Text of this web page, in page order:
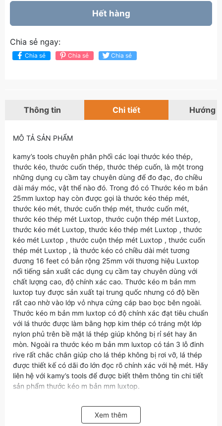
Hết hàng
Chia sẻ ngay:
Chia sẻ Chia sẻ Chia sẻ
Thông tin Chi tiết Hướng
MÔ TẢ SẢN PHẨM
kamy’s tools chuyên phân phối các loại thước kéo thép,
thước kéo, thước cuốn thép, thước thép cuốn, là một trong
những dụng cụ cầm tay chuyên dùng để đo đạc, đo chiều
dài máy móc, vật thể nào đó. Trong đó có Thước kéo m bản
25mm luxtop hay còn được gọi là thước kéo thép mét,
thước kéo mét, thước cuốn thép mét, thước cuốn mét,
thước kéo thép mét Luxtop, thước cuộn thép mét Luxtop,
thước kéo mét Luxtop, thước kéo thép mét Luxtop , thước
kéo mét Luxtop , thước cuộn thép mét Luxtop , thước cuốn
thép mét Luxtop , là thước kéo có chiều dài mét tương
đương 16 feet có bản rộng 25mm với thương hiệu Luxtop
nổi tiếng sản xuất các dụng cụ cầm tay chuyên dùng với
chất lượng cao, độ chính xác cao. Thước kéo m bản mm
luxtop tuy được sản xuất tại trung quốc nhưng có độ bền
rất cao nhờ vào lớp vỏ nhựa cứng cáp bao bọc bên ngoài.
Thước kéo m bản mm luxtop có độ chính xác đạt tiêu chuẩn
với lá thước được làm bằng hợp kim thép có tráng một lớp
nylon phủ trên bề mặt lá thép giúp không bị rỉ sét hay ăn
mòn. Ngoài ra thước kéo m bản mm luxtop có tán 3 lỗ đinh
rive rất chắc chắn giúp cho lá thép không bị rơi vỡ, lá thép
được thiết kế có dãi đo lớn đọc rõ chính xác với hệ mét. Hãy
liên hệ với kamy’s tools để được biết thêm thông tin chi tiết
sản phẩm thước kéo m bản mm luxtop.
Xem thêm